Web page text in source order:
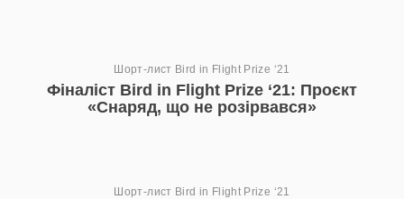
Шорт-лист Bird in Flight Prize ‘21
Фіналіст Bird in Flight Prize ‘21: Проєкт
«Снаряд, що не розірвався»
Шорт-лист Bird in Flight Prize ‘21